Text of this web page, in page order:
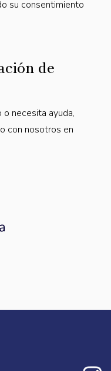
su consentimiento
de
necesita ayuda,
con nosotros en